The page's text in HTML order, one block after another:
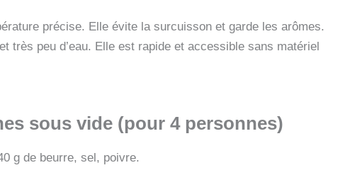
précise. Elle évite la surcuisson et garde les arômes.
très peu d’eau. Elle est rapide et accessible sans matériel
sous vide (pour 4 personnes)
g de beurre, sel, poivre.